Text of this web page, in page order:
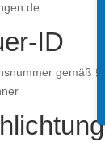
ID
gemäß §